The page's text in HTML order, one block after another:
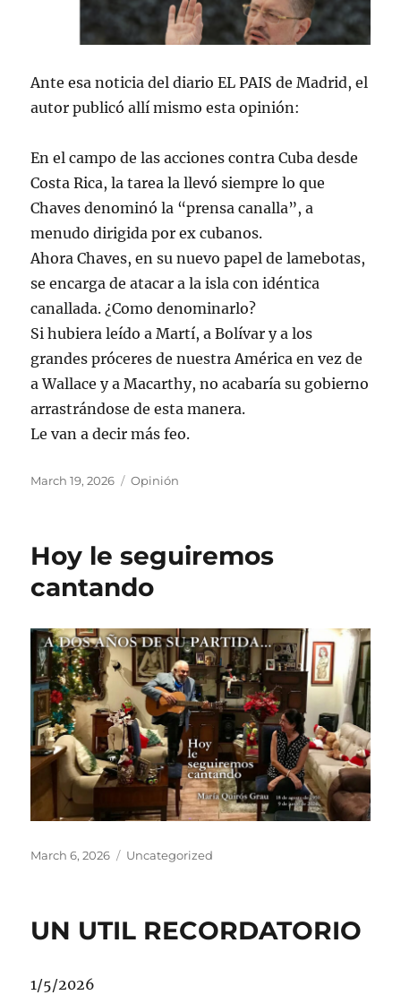
Ante esa noticia del diario EL PAIS de Madrid, el
autor publicó allí mismo esta opinión:
En el campo de las acciones contra Cuba desde
Costa Rica, la tarea la llevó siempre lo que
Chaves denominó la “prensa canalla”, a
menudo dirigida por ex cubanos.
Ahora Chaves, en su nuevo papel de lamebotas,
se encarga de atacar a la isla con idéntica
canallada. ¿Como denominarlo?
Si hubiera leído a Martí, a Bolívar y a los
grandes próceres de nuestra América en vez de
a Wallace y a Macarthy, no acabaría su gobierno
arrastrándose de esta manera.
Le van a decir más feo.
Posted
March 19, 2026 Categories
Opinión
Hoy le seguiremos
cantando
Posted
March 6, 2026 Categories
Uncategorized
UN UTIL RECORDATORIO
1/5/2026